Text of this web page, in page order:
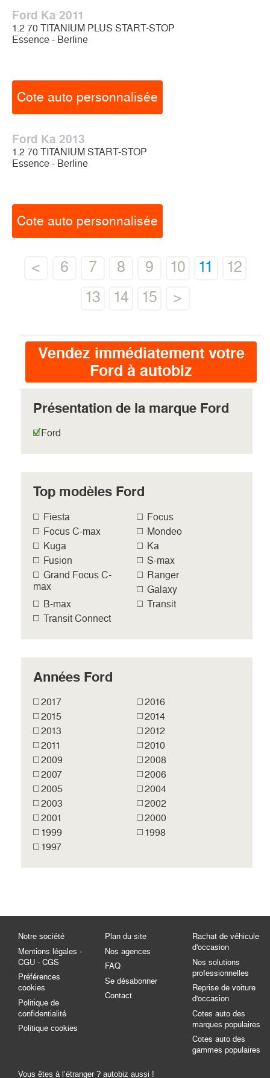
Ford Ka 2011
1.2 70 TITANIUM PLUS START-STOP
Essence - Berline
Cote auto personnalisée
Ford Ka 2013
1.2 70 TITANIUM START-STOP
Essence - Berline
Cote auto personnalisée
< 6 7 8 9 10 11
12
13
14 15 >
Vendez immédiatement votre
Ford à autobiz
Présentation de la marque Ford
Ford
Top modèles Ford
Fiesta
Focus
Focus C-max
Mondeo
Kuga
Ka
Fusion
S-max
Grand Focus C-
max
Ranger
Galaxy
B-max
Transit
Transit Connect
Années Ford
2017
2016
2015
2014
2013
2012
2011
2010
2009
2008
2007
2006
2005
2004
2003
2002
2001
2000
1999
1998
1997
Notre société
Mentions légales -
CGU - CGS
Préférences
cookies
Politique de
confidentialité
Politique cookies
Plan du site
Nos agences
FAQ
Se désabonner
Contact
Rachat de véhicule
d'occasion
Nos solutions
professionnelles
Reprise de voiture
d'occasion
Cotes auto des
marques populaires
Cotes auto des
gammes populaires
Vous êtes à l’étranger ? autobiz aussi !